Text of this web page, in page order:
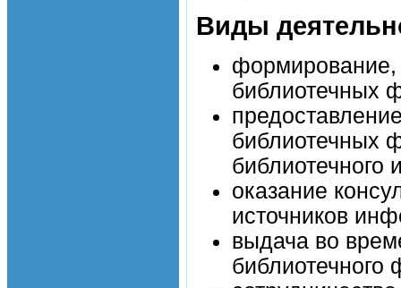
Виды
формирование,
библиотечных
библиотечных
оказание
источников
выдача во
библиотечного